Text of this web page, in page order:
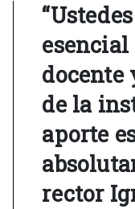
docente
de la
aporte
rector